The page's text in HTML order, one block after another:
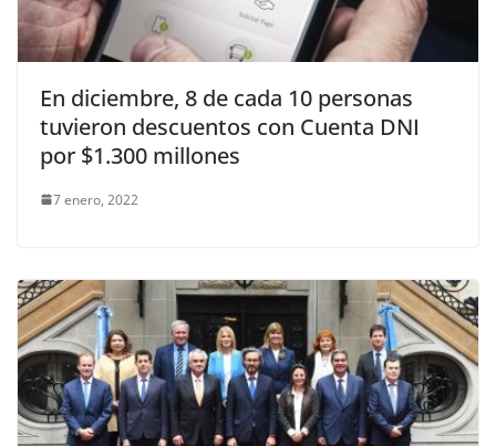
En diciembre, 8 de cada 10 personas
tuvieron descuentos con Cuenta DNI
por $1.300 millones
7 enero, 2022